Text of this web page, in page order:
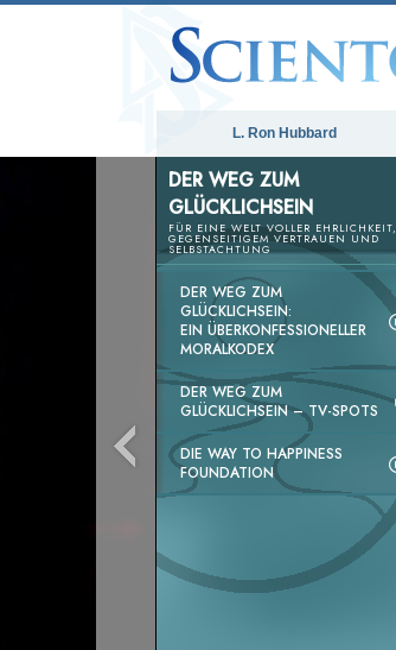
L. Ron Hubbard
DER WEG ZUM
GLÜCKLICHSEIN
FÜR EINE WELT VOLLER EHRLICHKEIT,
GEGENSEITIGEM VERTRAUEN UND
SELBSTACHTUNG
DER WEG ZUM
GLÜCKLICHSEIN:
EIN ÜBERKONFESSIONELLER
MORALKODEX
DER WEG ZUM
GLÜCKLICHSEIN –TV-SPOTS
DIE WAY TO HAPPINESS
FOUNDATION